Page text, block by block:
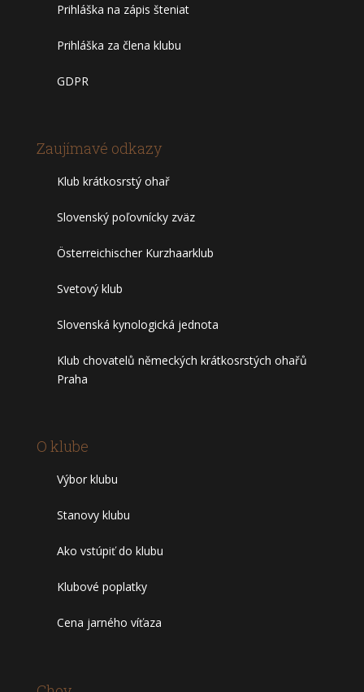
Prihláška na zápis šteniat
Prihláška za člena klubu
GDPR
Zaujímavé odkazy
Klub krátkosrstý ohař
Slovenský poľovnícky zväz
Österreichischer Kurzhaarklub
Svetový klub
Slovenská kynologická jednota
Klub chovatelů německých krátkosrstých ohařů
Praha
O klube
Výbor klubu
Stanovy klubu
Ako vstúpiť do klubu
Klubové poplatky
Cena jarného víťaza